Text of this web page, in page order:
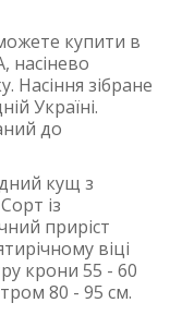
купити в
насінево
зібране
Україні.
до
кущ з
із
приріст
віці
крони 55 - 60
80 - 95 см.